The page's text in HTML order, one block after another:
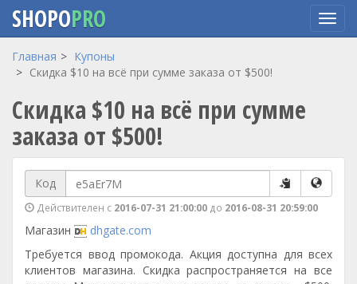
Перейти
содержанию
SHOPOPRO
Главная
Купоны
Скидка $10 на всё при сумме заказа от $500!
Скидка $10 на всё при сумме
заказа от $500!
Код
Действителен с 2016-07-31 21:00:00 до 2016-08-31 20:59:00
Магазин
dhgate.com
Требуется ввод промокода. Акция доступна для всех
клиентов магазина. Скидка распространяется на все